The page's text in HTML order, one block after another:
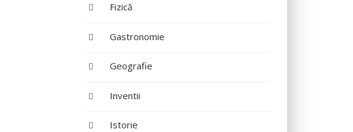
Fizică
Gastronomie
Geografie
Inventii
Istorie